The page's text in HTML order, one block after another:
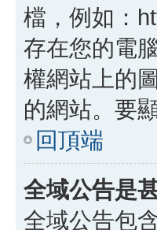
檔，例如：
存在您的電
權網站上的
的網站。要
回頂端
全域公告是
全域公告包